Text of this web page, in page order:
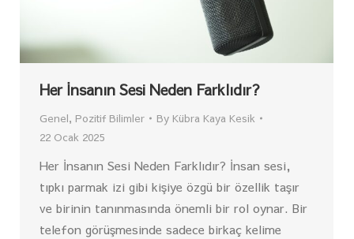
Her İnsanın Sesi Neden Farklıdır?
Genel, Pozitif Bilimler By Kübra Kaya Kesik
22 Ocak 2025
Her İnsanın Sesi Neden Farklıdır? İnsan sesi,
tıpkı parmak izi gibi kişiye özgü bir özellik taşır
ve birinin tanınmasında önemli bir rol oynar. Bir
telefon görüşmesinde sadece birkaç kelime